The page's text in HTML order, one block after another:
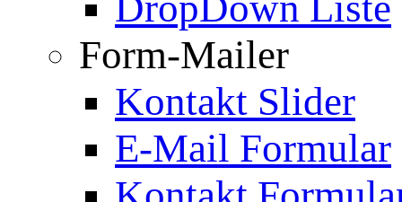
Form-Mailer
Kontakt Slider
E-Mail Formular